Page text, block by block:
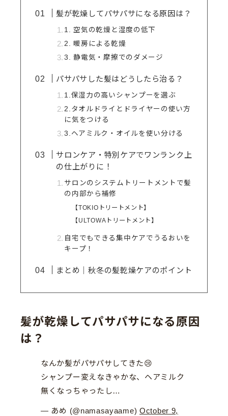
髪が乾燥してパサパサになる原因は？
1. 空気の乾燥と湿度の低下
2. 暖房による乾燥
3. 静電気・摩擦でのダメージ
パサパサした髪はどうしたら治る？
1.保湿力の高いシャンプーを選ぶ
2.タオルドライとドライヤーの使い方
に気をつける
3.ヘアミルク・オイルを使い分ける
サロンケア・特別ケアでワンランク上
の仕上がりに！
サロンのシステムトリートメントで髪
の内部から補修
【TOKIOトリートメント】
【ULTOWAトリートメント】
自宅でもできる集中ケアでうるおいを
キープ！
まとめ｜秋冬の髪乾燥ケアのポイント
髪が乾燥してパサパサになる原因
は？
なんか髪がパサパサしてきた😢
シャンプー変えなきゃかな、ヘアミルク
無くなっちゃったし…
— あめ (@namasayaame) October 9,